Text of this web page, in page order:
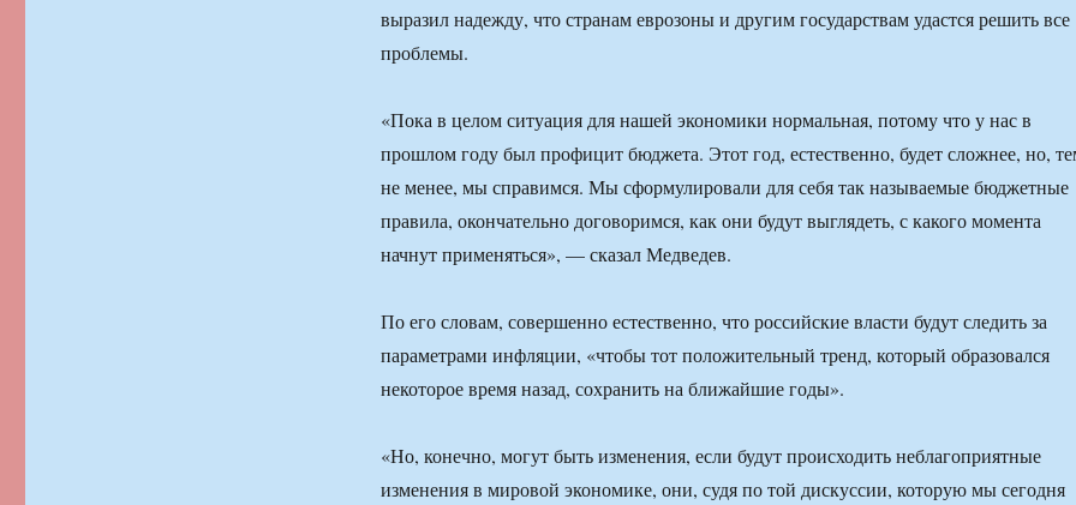
выразил надежду, что странам еврозоны и другим государствам удастся решить все
проблемы.
«Пока в целом ситуация для нашей экономики нормальная, потому что у нас в
прошлом году был профицит бюджета. Этот год, естественно, будет сложнее, но,
не менее, мы справимся. Мы сформулировали для себя так называемые бюджетные
правила, окончательно договоримся, как они будут выглядеть, с какого момента
начнут применяться», — сказал Медведев.
По его словам, совершенно естественно, что российские власти будут следить за
параметрами инфляции, «чтобы тот положительный тренд, который образовался
некоторое время назад, сохранить на ближайшие годы».
«Но, конечно, могут быть изменения, если будут происходить неблагоприятные
изменения в мировой экономике, они, судя по той дискуссии, которую мы сегодня